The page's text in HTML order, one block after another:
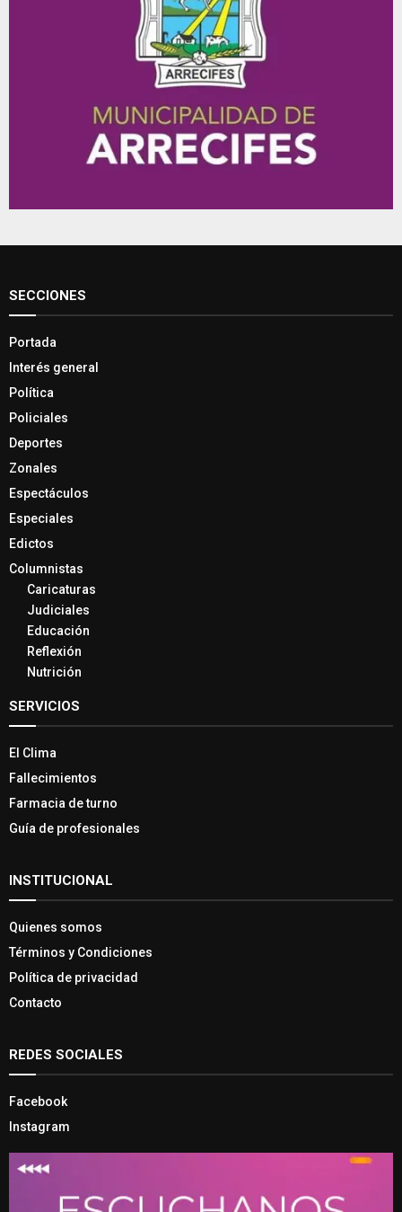
SECCIONES
Portada
Interés general
Política
Policiales
Deportes
Zonales
Espectáculos
Especiales
Edictos
Columnistas
Caricaturas
Judiciales
Educación
Reflexión
Nutrición
SERVICIOS
El Clima
Fallecimientos
Farmacia de turno
Guía de profesionales
INSTITUCIONAL
Quienes somos
Términos y Condiciones
Política de privacidad
Contacto
REDES SOCIALES
Facebook
Instagram